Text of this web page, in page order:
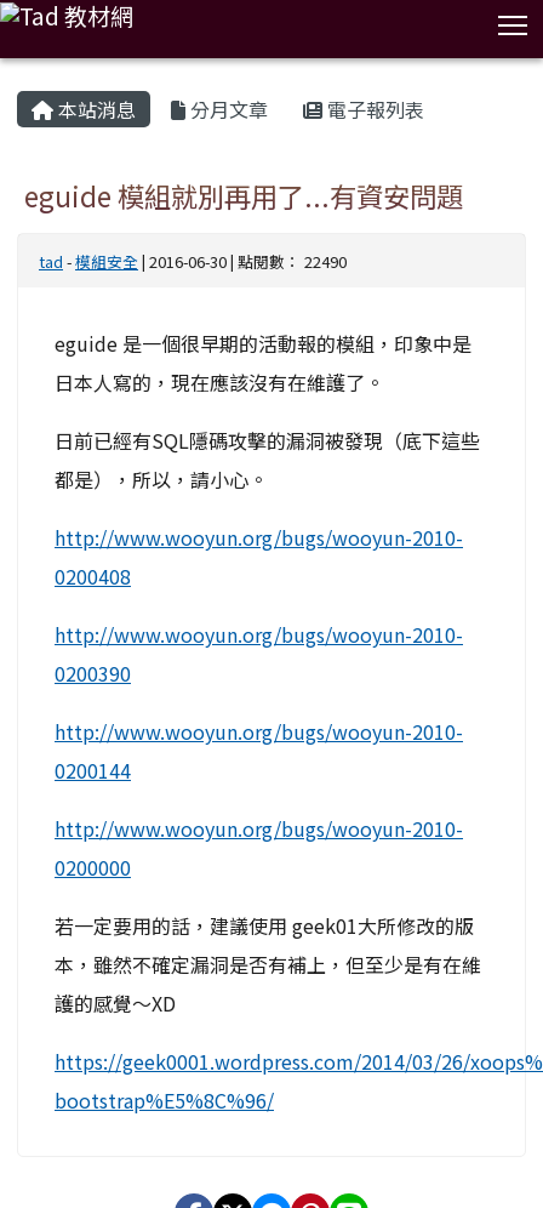
本站消息 分月文章 電子報列表
eguide 模組就別再用了...有資安問題
tad -模組安全 | 2016-06-30 | 點閱數： 22490
eguide 是一個很早期的活動報的模組，印象中是
日本人寫的，現在應該沒有在維護了。
日前已經有SQL隱碼攻擊的漏洞被發現（底下這些
都是），所以，請小心。
http://www.wooyun.org/bugs/wooyun-2010-
0200408
http://www.wooyun.org/bugs/wooyun-2010-
0200390
http://www.wooyun.org/bugs/wooyun-2010-
0200144
http://www.wooyun.org/bugs/wooyun-2010-
0200000
若一定要用的話，建議使用 geek01大所修改的版
本，雖然不確定漏洞是否有補上，但至少是有在維
護的感覺～XD
https://geek0001.wordpress.com/2014/03/26/
bootstrap%E5%8C%96/